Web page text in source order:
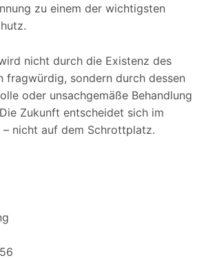
zu einem der wichtigsten
nicht durch die Existenz des
fragwürdig, sondern durch dessen
oder unsachgemäße Behandlung
Zukunft entscheidet sich im
nicht auf dem Schrottplatz.